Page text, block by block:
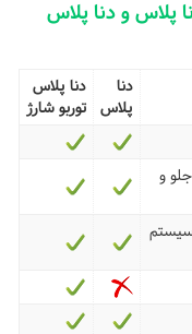
پلاس و دنا پلاس
دنا
پلاس
دنا پلاس
توربو شارژ
و